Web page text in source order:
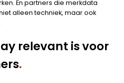
En partners die merkdata
alleen techniek, maar ook
relevant is voor
.